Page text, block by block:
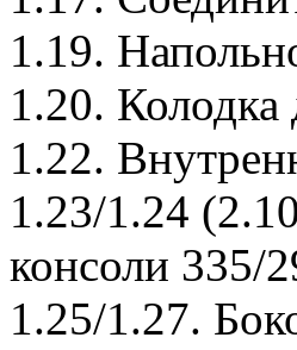
1.19.
1.20.
1.22.
1.23/1.24
консоли 335/
1.25/1.27.